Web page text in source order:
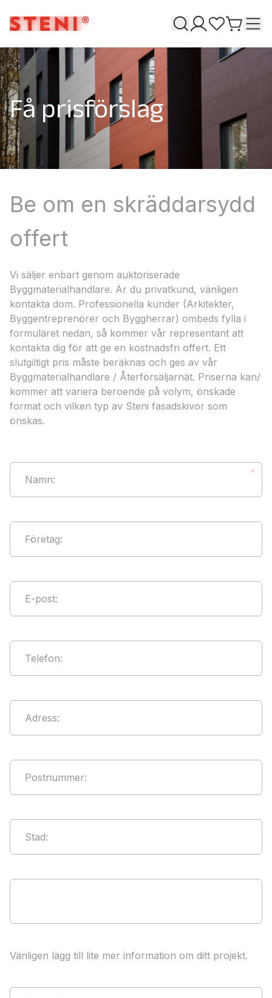
Söka
Mina sidor
Favoriter
Gå till
Få prisförslag
Be om en skräddarsydd
offert
Vi säljer enbart genom auktoriserade
Byggmaterialhandlare. Är du privatkund, vänligen
kontakta dom. Professionella kunder (Arkitekter,
Byggentreprenörer och Byggherrar) ombeds fylla i
formuläret nedan, så kommer vår representant att
kontakta dig för att ge en kostnadsfri offert. Ett
slutgiltigt pris måste beräknas och ges av vår
Byggmaterialhandlare / Återförsäljarnät. Priserna kan/
kommer att variera beroende på volym, önskade
format och vilken typ av Steni fasadskivor som
önskas.
Namn:
*
Företag:
E-post:
Telefon:
Adress:
Postnummer:
Stad:
Vänligen lägg till lite mer information om ditt projekt.